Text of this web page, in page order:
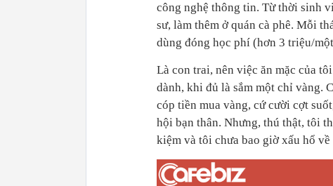
công nghệ thông tin. Từ thời sinh
sư, làm thêm ở quán cà phê. Mỗi
dùng đóng học phí (hơn 3 triệu/
Là con trai, nên việc ăn mặc của
dành, khi đủ là sắm một chỉ vàng.
cóp tiền mua vàng, cứ cười cợt
hội bạn thân. Nhưng, thú thật, tôi
kiệm và tôi chưa bao giờ xấu hổ về